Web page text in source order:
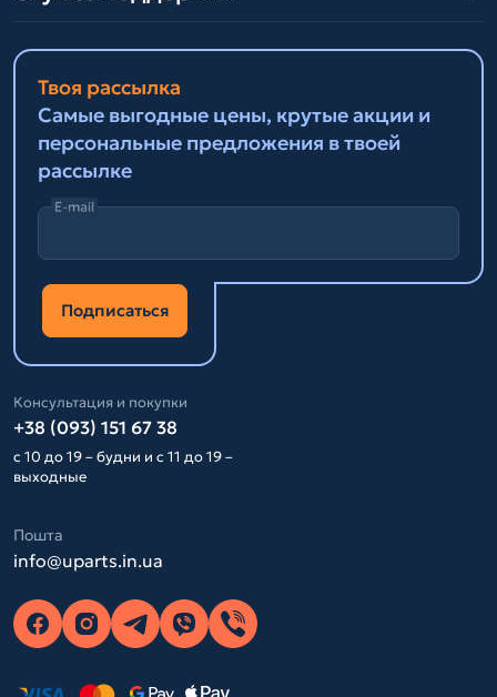
Твоя рассылка
Самые выгодные цены, крутые акции и
персональные предложения в твоей
рассылке
E-mail
Подписаться
Консультация и покупки
+38 (093) 151 67 38
с 10 до 19 – будни и с 11 до 19 –
выходные
Пошта
info@uparts.in.ua